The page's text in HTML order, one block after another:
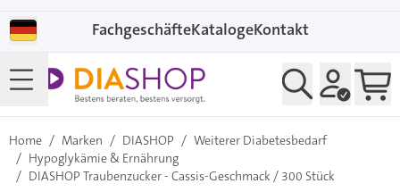
FachgeschäfteKatalogeKontakt
Home / Marken / DIASHOP / Weiterer Diabetesbedarf
/ Hypoglykämie & Ernährung
/ DIASHOP Traubenzucker - Cassis-Geschmack / 300 Stück